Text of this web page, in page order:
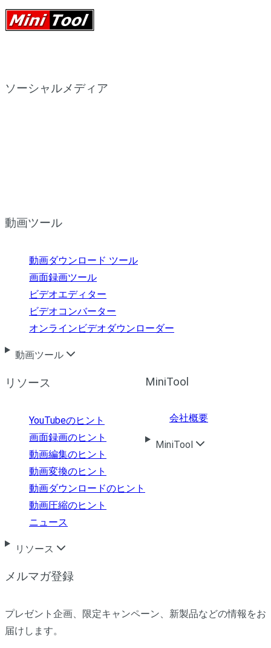
ソーシャルメディア
動画ツール
動画ダウンロード ツール
画面録画ツール
ビデオエディター
ビデオコンバーター
オンラインビデオダウンローダー
動画ツール
リソース
YouTubeのヒント
画面録画のヒント
動画編集のヒント
動画変換のヒント
動画ダウンロードのヒント
動画圧縮のヒント
ニュース
リソース
MiniTool
会社概要
MiniTool
メルマガ登録
プレゼント企画、限定キャンペーン、新製品などの情報をお
届けします。